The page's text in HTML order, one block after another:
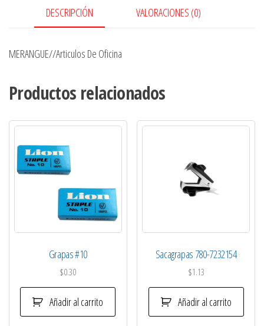
DESCRIPCIÓN VALORACIONES (0)
MERANGUE//Articulos De Oficina
Productos relacionados
Grapas #10
$0.30
Añadir al carrito
Sacagrapas 780-7232154
$1.13
Añadir al carrito